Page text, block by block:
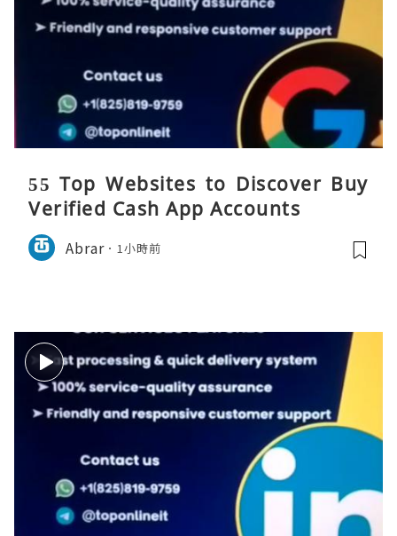
55 Top Websites to Discover Buy
Verified Cash App Accounts
Abrar 1小時前